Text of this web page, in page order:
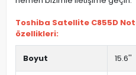
Toshiba Satellite C855D
özellikleri:
Boyut 15.6''